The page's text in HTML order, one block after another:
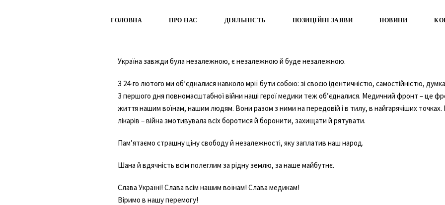
ГОЛОВНА ПРО НАС ДІЯЛЬНІСТЬ ПОЗИЦІЙНІ ЗАЯВИ НОВИНИ
Україна завжди була незалежною, є незалежною й буде незалежною.
З 24-го лютого ми об’єдналися навколо мрії бути собою: зі своєю ідентичністю, самостійністю,
З першого дня повномасштабної війни наші герої медики теж об’єдналися. Медичний фронт – це
життя нашим воїнам, нашим людям. Вони разом з ними на передовій і в тилу, в найгарячіших точках.
лікарів – війна змотивувала всіх боротися й боронити, захищати й рятувати.
Пам’ятаємо страшну ціну свободу й незалежності, яку заплатив наш народ.
Шана й вдячність всім полеглим за рідну землю, за наше майбутнє.
Слава Україні! Слава всім нашим воїнам! Слава медикам!
Віримо в нашу перемогу!